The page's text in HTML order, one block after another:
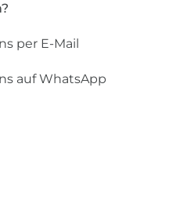
per E-Mail
auf WhatsApp